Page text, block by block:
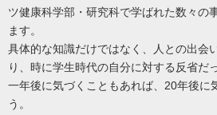
ツ健康科学部・研究科で学ばれた数々の
ます。
具体的な知識だけではなく、人との出会
り、時に学生時代の自分に対する反省だ
一年後に気づくこともあれば、20年後に
う。